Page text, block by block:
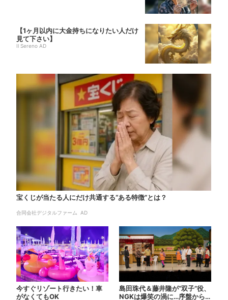
【1ヶ月以内に大金持ちになりたい人だけ
見て下さい】
Il Sereno AD
宝くじが当たる人にだけ共通する“ある特徴”とは？
合同会社デジタルファーム AD
今すぐリゾート行きたい！車
がなくてもOK
島田珠代＆藤井隆が“双子”役、
NGKは爆笑の渦に…序盤から